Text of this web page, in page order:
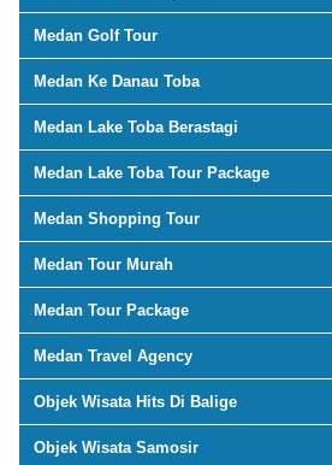
Medan Golf Tour
Medan Ke Danau Toba
Medan Lake Toba Berastagi
Medan Lake Toba Tour Package
Medan Shopping Tour
Medan Tour Murah
Medan Tour Package
Medan Travel Agency
Objek Wisata Hits Di Balige
Objek Wisata Samosir